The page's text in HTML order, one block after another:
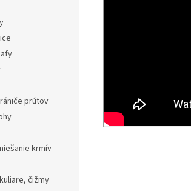
prútov
krmív
čižmy